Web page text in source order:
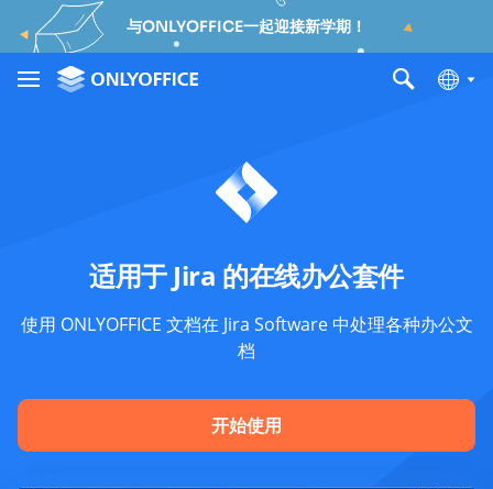
与ONLYOFFICE一起迎接新学期！
适用于 Jira 的在线办公套件
使用 ONLYOFFICE 文档在 Jira Software 中处理各种办公文
档
开始使用